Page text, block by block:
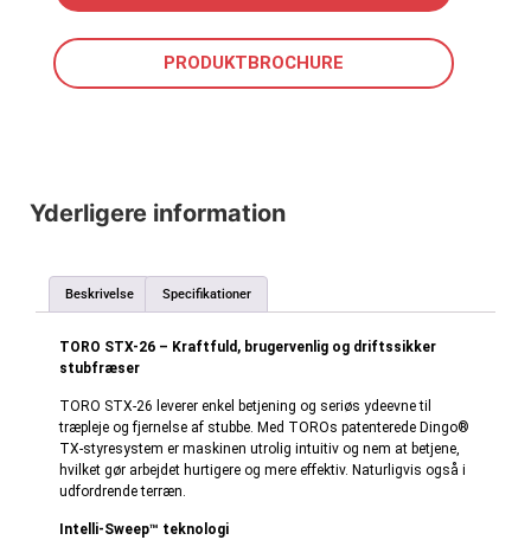
PRODUKTBROCHURE
Yderligere information
Beskrivelse Specifikationer
TORO STX-26 – Kraftfuld, brugervenlig og driftssikker
stubfræser
TORO STX-26 leverer enkel betjening og seriøs ydeevne til
træpleje og fjernelse af stubbe. Med TOROs patenterede Dingo®
TX-styresystem er maskinen utrolig intuitiv og nem at betjene,
hvilket gør arbejdet hurtigere og mere effektiv. Naturligvis også i
udfordrende terræn.
Intelli-Sweep™ teknologi